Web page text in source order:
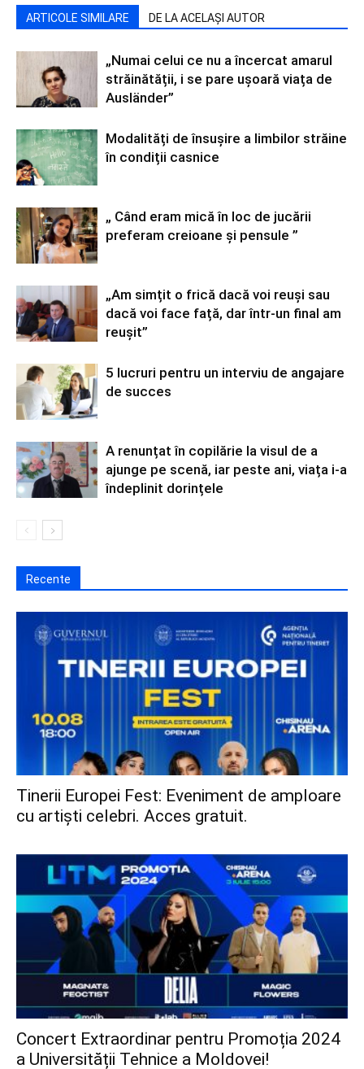
ARTICOLE SIMILARE DE LA ACELAȘI AUTOR
„Numai celui ce nu a încercat amarul
străinătății, i se pare ușoară viața de
Ausländer”
Modalități de însușire a limbilor străine
în condiții casnice
„ Când eram mică în loc de jucării
preferam creioane și pensule ”
„Am simțit o frică dacă voi reuși sau
dacă voi face față, dar într-un final am
reușit”
5 lucruri pentru un interviu de angajare
de succes
A renunțat în copilărie la visul de a
ajunge pe scenă, iar peste ani, viața i-a
îndeplinit dorințele
Recente
Tinerii Europei Fest: Eveniment de amploare
cu artiști celebri. Acces gratuit.
Concert Extraordinar pentru Promoția 2024
a Universității Tehnice a Moldovei!